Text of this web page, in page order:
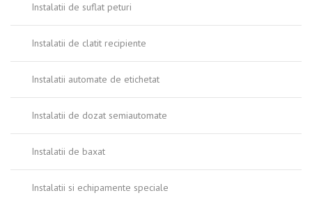
Instalatii de suflat peturi
Instalatii de clatit recipiente
Instalatii automate de etichetat
Instalatii de dozat semiautomate
Instalatii de baxat
Instalatii si echipamente speciale